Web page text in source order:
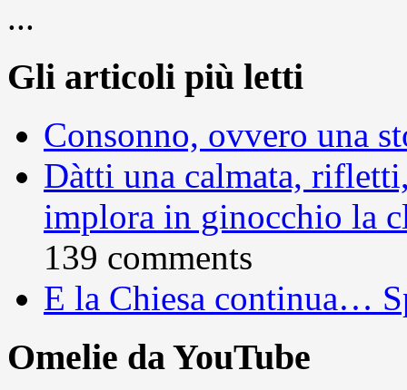
...
Gli articoli più letti
Consonno, ovvero una
Dàtti una calmata,
implora in ginocchio la
139 comments
E la Chiesa continua…
Omelie da YouTube